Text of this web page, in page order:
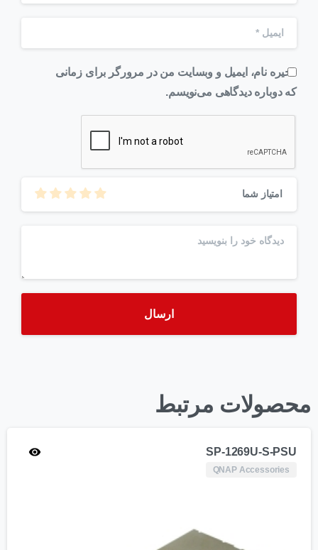
ذخیره نام، ایمیل و وبسایت من در مرورگر برای زمانی
که دوباره دیدگاهی می‌نویسم.
امتیاز شما
محصولات مرتبط
SP-1269U-S-PSU
QNAP Accessories